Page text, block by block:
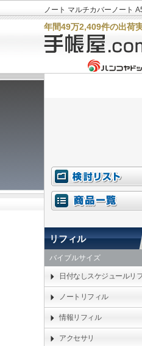
ノート マルチカバーノート
年間49万2,409件の出荷
リフィル
バイブルサイズ
日付なしスケジュールリ
ノートリフィル
情報リフィル
アクセサリ